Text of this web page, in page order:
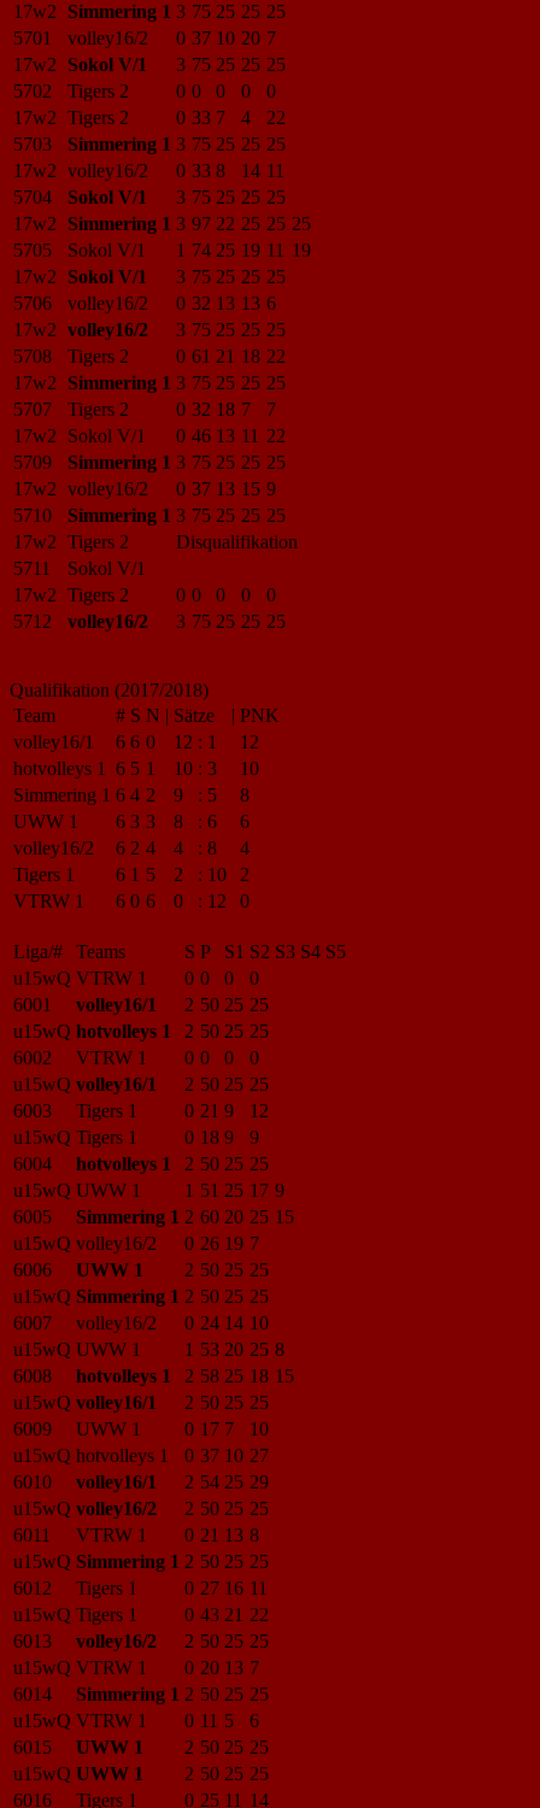
17w2
Simmering 1 3 75 25 25 25
5701
volley16/2 0 37 10 20 7
17w2
Sokol V/1 3 75 25 25 25
5702
Tigers 2 0 0 0 0
0
17w2 Tigers 2 0 33 7 4
22
5703
Simmering 1 3 75 25 25 25
17w2 volley16/2 0 33 8 14 11
5704
Sokol V/1 3 75 25 25 25
17w2
Simmering 1 3 97 22 25 25 25
5705
Sokol V/1 1 74 25 19 11 19
17w2
Sokol V/1 3 75 25 25 25
5706
volley16/2 0 32 13 13 6
17w2 volley16/2 3 75 25 25 25
5708
Tigers 2 0 61 21 18 22
17w2
Simmering 1 3 75 25 25 25
5707
Tigers 2 0 32 18 7
7
17w2
Sokol V/1 0 46 13 11 22
5709
Simmering 1 3 75 25 25 25
17w2 volley16/2 0 37 13 15 9
5710
Simmering 1 3 75 25 25 25
17w2 Tigers 2
Disqualifikation
5711
Sokol V/1
17w2 Tigers 2 0 0 0 0
0
5712
volley16/2 3 75 25 25 25
Qualifikation (2017/2018)
Team
# S N | Sätze | PNK
volley16/1
6 6 0 12 : 1
12
hotvolleys 1
6 5 1 10 : 3
10
Simmering 1 6 4 2 9 : 5
8
UWW 1
6 3 3 8 : 6
6
volley16/2
6 2 4 4 : 8
4
Tigers 1
6 1 5 2 : 10
2
VTRW 1
6 0 6 0 : 12 0
Liga/# Teams S P S1 S2 S3 S4 S5
u15wQ VTRW 1 0 0 0
0
6001
volley16/1 2 50 25 25
u15wQ hotvolleys 1 2 50 25 25
6002
VTRW 1 0 0 0
0
u15wQ volley16/1 2 50 25 25
6003
Tigers 1 0 21 9
12
u15wQ Tigers 1 0 18 9
9
6004
hotvolleys 1 2 50 25 25
u15wQ UWW 1 1 51 25 17 9
6005
Simmering 1 2 60 20 25 15
u15wQ volley16/2 0 26 19 7
6006
UWW 1 2 50 25 25
u15wQ Simmering 1 2 50 25 25
6007
volley16/2 0 24 14 10
u15wQ UWW 1 1 53 20 25 8
6008
hotvolleys 1 2 58 25 18 15
u15wQ volley16/1 2 50 25 25
6009
UWW 1 0 17 7
10
u15wQ hotvolleys 1 0 37 10 27
6010
volley16/1 2 54 25 29
u15wQ volley16/2 2 50 25 25
6011
VTRW 1 0 21 13 8
u15wQ Simmering 1 2 50 25 25
6012
Tigers 1 0 27 16 11
u15wQ Tigers 1 0 43 21 22
6013
volley16/2 2 50 25 25
u15wQ VTRW 1 0 20 13 7
6014
Simmering 1 2 50 25 25
u15wQ VTRW 1 0 11 5
6
6015
UWW 1 2 50 25 25
u15wQ UWW 1 2 50 25 25
6016
Tigers 1 0 25 11 14